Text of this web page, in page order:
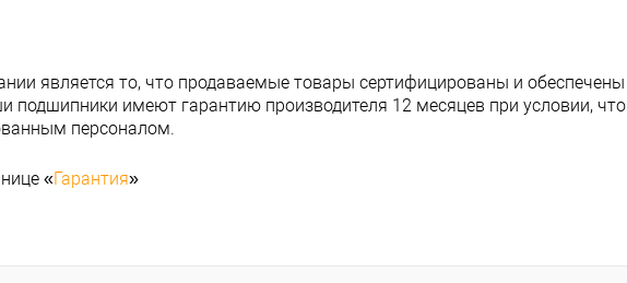
является то, что продаваемые товары сертифицированы и обеспечены
подшипники имеют гарантию производителя 12 месяцев при условии, что
персоналом.
«Гарантия»